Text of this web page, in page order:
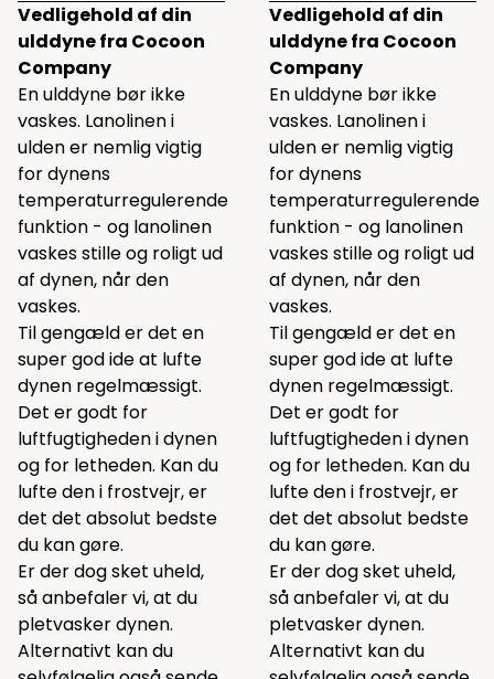
Vedligehold af din
ulddyne fra Cocoon
Company
En ulddyne bør ikke
vaskes. Lanolinen i
ulden er nemlig vigtig
for dynens
temperaturregulerende
funktion - og lanolinen
vaskes stille og roligt ud
af dynen, når den
vaskes.
Til gengæld er det en
super god ide at lufte
dynen regelmæssigt.
Det er godt for
luftfugtigheden i dynen
og for letheden. Kan du
lufte den i frostvejr, er
det det absolut bedste
du kan gøre.
Er der dog sket uheld,
så anbefaler vi, at du
pletvasker dynen.
Alternativt kan du
Vedligehold af din
ulddyne fra Cocoon
Company
En ulddyne bør ikke
vaskes. Lanolinen i
ulden er nemlig vigtig
for dynens
temperaturregulerende
funktion - og lanolinen
vaskes stille og roligt ud
af dynen, når den
vaskes.
Til gengæld er det en
super god ide at lufte
dynen regelmæssigt.
Det er godt for
luftfugtigheden i dynen
og for letheden. Kan du
lufte den i frostvejr, er
det det absolut bedste
du kan gøre.
Er der dog sket uheld,
så anbefaler vi, at du
pletvasker dynen.
Alternativt kan du